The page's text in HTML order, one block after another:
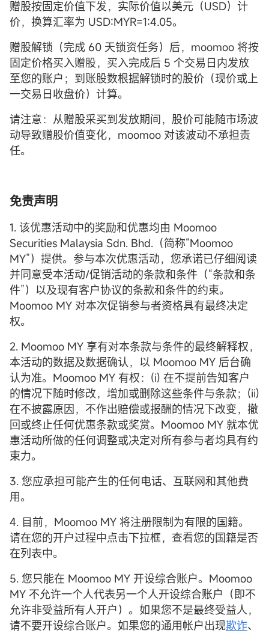
赠股按固定价值下发，实际价值以美元（USD）计
价，换算汇率为 USD:MYR=1:4.05。
赠股解锁（完成 60 天锁资任务）后，moomoo 将按
固定价格买入赠股，买入完成后 5 个交易日内发放
至您的账户；到账股数根据解锁时的股价（现价或上
一交易日收盘价）计算。
请注意：从赠股采买到发放期间，股价可能随市场波
动导致赠股价值变化，moomoo 对该波动不承担责
任。
免责声明
1. 该优惠活动中的奖励和优惠均由 Moomoo
Securities Malaysia Sdn. Bhd.（简称“Moomoo
MY”）提供。参与本次优惠活动，您承诺已仔细阅读
并同意受本活动/促销活动的条款和条件（“条款和条
件”）以及现有客户协议的条款和条件的约束。
Moomoo MY 对本次促销参与者资格具有最终决定
权。
2. Moomoo MY 享有对本条款与条件的最终解释权，
本活动的数据及数据确认，以 Moomoo MY 后台确
认为准。Moomoo MY 有权：(i) 在不提前告知客户
的情况下随时修改，增加或删除这些条件与条款；(ii)
在不披露原因，不作出赔偿或报酬的情况下改变，撤
回或终止任何优惠条款或奖赏。Moomoo MY 就本优
惠活动所做的任何调整或决定对所有参与者均具有约
束力。
3. 您应承担可能产生的任何电话、互联网和其他费
用。
4. 目前，Moomoo MY 将注册限制为有限的国籍。
请在您的开户过程中点击下拉框，查看您的国籍是否
在列表中。
5. 您只能在 Moomoo MY 开设综合账户。Moomoo
MY 不允许一个人代表另一个人开设综合账户（即不
允许非受益所有人开户）。如果您不是最终受益人，
请不要开设综合账户。如果您的通用帐户出现欺诈、